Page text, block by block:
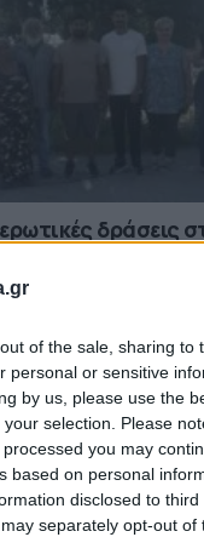
of the sale, sharing to
personal or sensitive
by us, please use the
selection. Please
you may
based on personal
disclosed to
separately opt-out of
δράσεις